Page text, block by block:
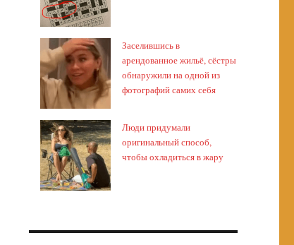
Заселившись в
арендованное жильё, сёстры
обнаружили на одной из
фотографий самих себя
Люди придумали
оригинальный способ,
чтобы охладиться в жару